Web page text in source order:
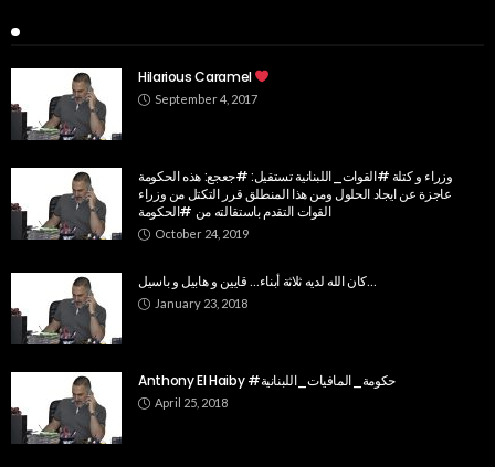
Hilarious Caramel
September 4, 2017
وزراء و كتلة #القوات_اللبنانية تستقيل: #جعجع: هذه الحكومة
عاجزة عن ايجاد الحلول ومن هذا المنطلق قرر التكتل من وزراء
القوات التقدم باستقالته من #الحكومة
October 24, 2019
كان الله لديه ثلاثة أبناء… قايين و هابيل و باسيل…
January 23, 2018
Anthony El Haiby #حكومة_المافيات_اللبنانية
April 25, 2018